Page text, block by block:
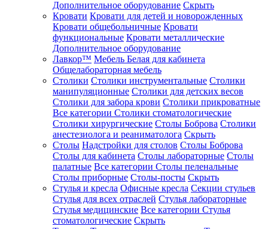
Дополнительное оборудование Скрыть
Кровати Кровати для детей и новорожденных
Кровати общебольничные Кровати
функциональные Кровати металлические
Дополнительное оборудование
Лавкор™ Мебель Белая для кабинета
Общелабораторная мебель
Столики Столики инструментальные Столики
манипуляционные Столики для детских весов
Столики для забора крови Столики прикроватные
Все категории Столики стоматологические
Столики хирургические Столы Боброва Столики
анестезиолога и реаниматолога Скрыть
Столы Надстройки для столов Столы Боброва
Столы для кабинета Столы лабораторные Столы
палатные Все категории Столы пеленальные
Столы приборные Столы-посты Скрыть
Стулья и кресла Офисные кресла Секции стульев
Стулья для всех отраслей Стулья лабораторные
Стулья медицинские Все категории Стулья
стоматологические Скрыть